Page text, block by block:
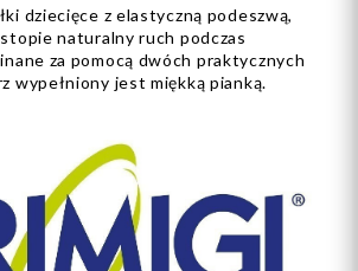
dziecięce z elastyczną podeszwą,
naturalny ruch podczas
za pomocą dwóch praktycznych
wypełniony jest miękką pianką.